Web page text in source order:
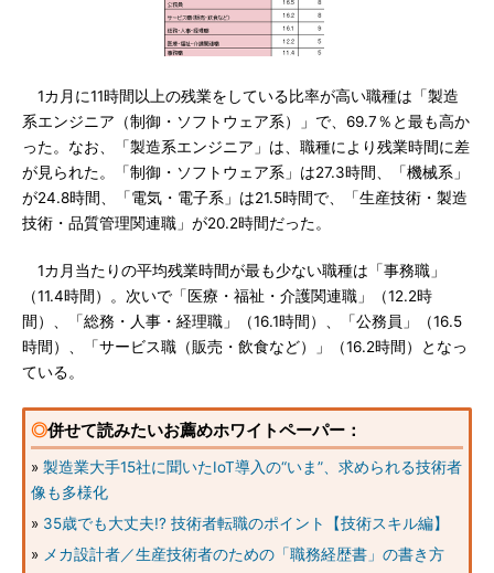
1カ月に11時間以上の残業をしている比率が高い職種は「製造
系エンジニア（制御・ソフトウェア系）」で、69.7％と最も高か
った。なお、「製造系エンジニア」は、職種により残業時間に差
が見られた。「制御・ソフトウェア系」は27.3時間、「機械系」
が24.8時間、「電気・電子系」は21.5時間で、「生産技術・製造
技術・品質管理関連職」が20.2時間だった。
1カ月当たりの平均残業時間が最も少ない職種は「事務職」
（11.4時間）。次いで「医療・福祉・介護関連職」（12.2時
間）、「総務・人事・経理職」（16.1時間）、「公務員」（16.5
時間）、「サービス職（販売・飲食など）」（16.2時間）となっ
ている。
◎併せて読みたいお薦めホワイトペーパー：
» 製造業大手15社に聞いたIoT導入の“いま”、求められる技術者
像も多様化
» 35歳でも大丈夫!? 技術者転職のポイント【技術スキル編】
» メカ設計者／生産技術者のための「職務経歴書」の書き方